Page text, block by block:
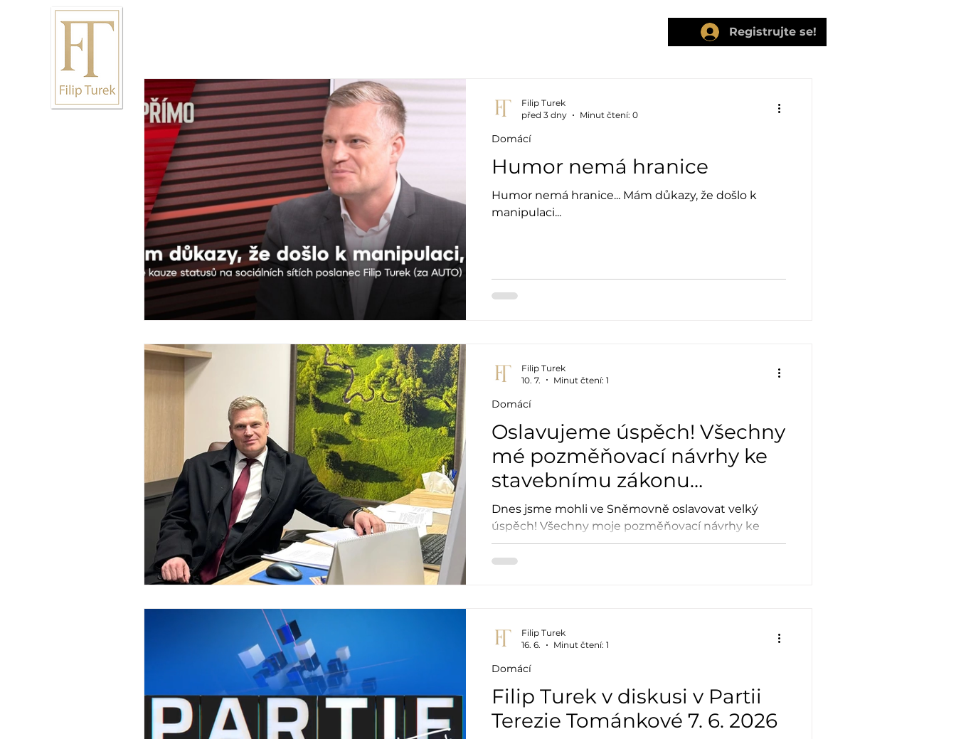
Registrujte se!
Humor nemá hranice
Humor nemá hranice... Mám důkazy, že došlo k
manipulaci...
Domácí
Filip Turek
před 3 dny
Minut čtení: 0
Oslavujeme úspěch! Všechny
mé pozměňovací návrhy ke
stavebnímu zákonu
schváleny
Dnes jsme mohli ve Sněmovně oslavovat velký
úspěch! Všechny moje pozměňovací návrhy ke
stavebnímu zákonu prošly.
Domácí
Filip Turek
10. 7.
Minut čtení: 1
Filip Turek v diskusi v Partii
Terezie Tománkové 7. 6. 2026
Domácí
Filip Turek
16. 6.
Minut čtení: 1